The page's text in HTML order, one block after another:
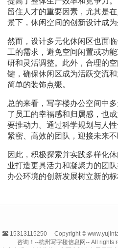
留住人才的重要因素，尤其是
景下，休闲空间的创新设计成为
然而，设计多元化休闲区也面
工的需求，避免空间闲置或功
研和灵活调整。此外，合理的
键，确保休闲区成为活跃交流
简单的装饰点缀。
总的来看，写字楼办公空间中
了员工的幸福感和归属感，也
要推动力。通过科学规划与人
紧密、高效的团队，迎接未来不
因此，积极探索并实践多样化
业打造更具活力和凝聚力的团
办公环境的创新发展树立新的标
15313115250
Copyright ©
咨询！--杭州写字楼信息网-- All rights